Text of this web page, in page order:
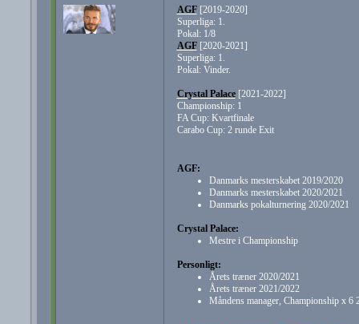
AGF[2019-2020]
Superliga: 1.
Pokal: 1/8
AGF[2020-2021]
Superliga: 1.
Pokal: Vinder.
Crystal Palace[2021-2022]
Championship: 1
FA Cup: Kvartfinale
Carabo Cup: 2 runde Exit
AGF:
Danmarks mesterskabet 2019/2020
Danmarks mesterskabet 2020/2021
Danmarks pokalturnering 2020/2021
Crystal Palace:
Mestre i Championship
Personligt:
Årets træner 2020/2021
Årets træner 2021/2022
Måndens manager, Championship x 6